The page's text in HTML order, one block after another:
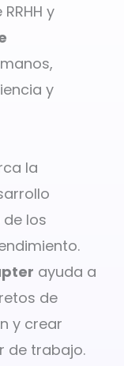
y
y
la
los
ayuda a
de
y crear
de trabajo.